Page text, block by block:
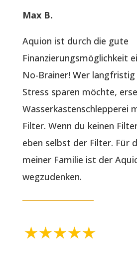
Max B.
Aquion ist durch die gute
Finanzierungsmöglichkeit
No-Brainer! Wer langfristig
Stress sparen möchte,
Wasserkastenschlepperei
Filter. Wenn du keinen
eben selbst der Filter. Für
meiner Familie ist der
wegzudenken.